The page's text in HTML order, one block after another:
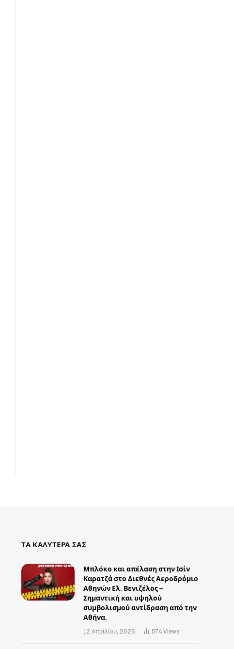
ΤΑ ΚΑΛΥΤΕΡΑ ΣΑΣ
Μπλόκο και απέλαση στην Ισίν
Καρατζά στο Διεθνές Αεροδρόμιο
Αθηνών Ελ. Βενιζέλος –
Σημαντική και υψηλού
συμβολισμού αντίδραση από την
Αθήνα.
12 Απριλίου, 2026 574Views